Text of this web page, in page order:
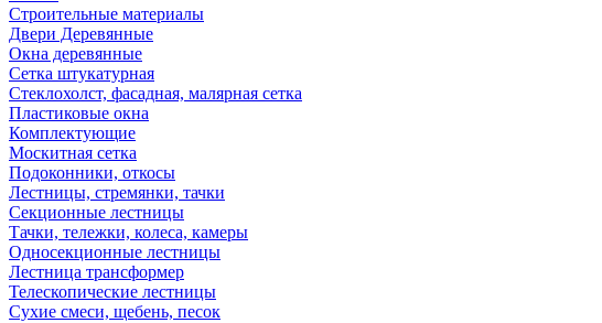
Строительные материалы
Двери Деревянные
Окна деревянные
Сетка штукатурная
Стеклохолст, фасадная, малярная сетка
Пластиковые окна
Комплектующие
Москитная сетка
Подоконники, откосы
Лестницы, стремянки, тачки
Секционные лестницы
Тачки, тележки, колеса, камеры
Односекционные лестницы
Лестница трансформер
Телескопические лестницы
Сухие смеси, щебень, песок